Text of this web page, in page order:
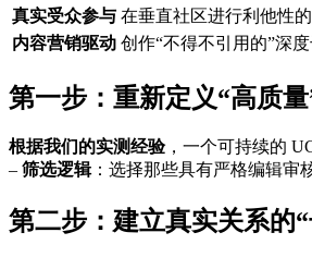
真实受众参与 在垂直社区进行利他性的
内容营销驱动 创作“不得不引用的”深度
第一步：重新定义“高质量
根据我们的实测经验，一个可持续的
– 筛选逻辑：选择那些具有严格编辑审
第二步：建立真实关系的